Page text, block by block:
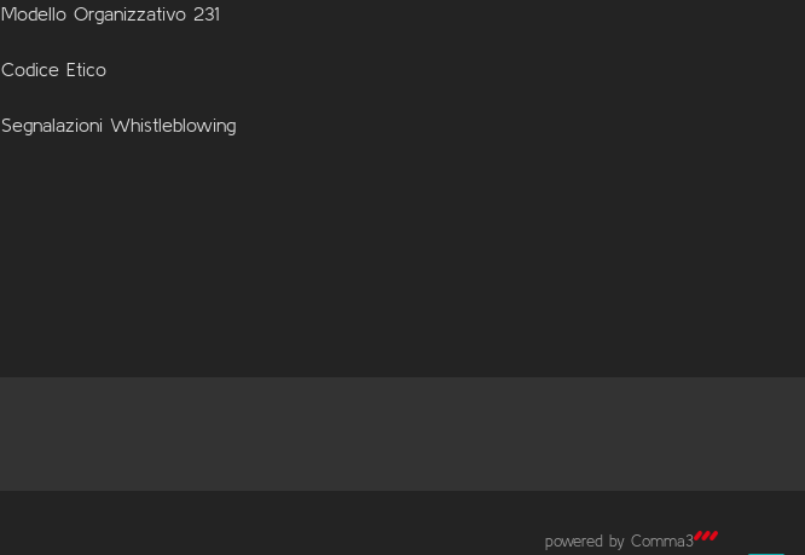
Modello Organizzativo 231
Codice Etico
Segnalazioni Whistleblowing
powered by Comma3